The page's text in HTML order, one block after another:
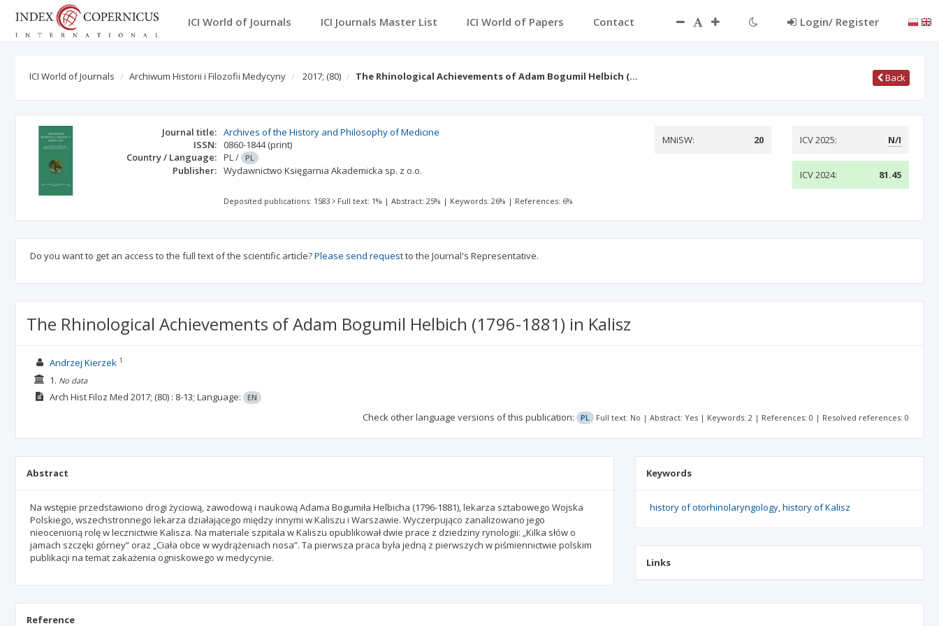
ICI World of Journals ICI Journals Master List ICI World of Papers Contact Login/ Register
ICI World of Journals Archiwum Historii i Filozofii Medycyny 2017; (80) The Rhinological Achievements of Adam Bogumil Helbich (… Back
Journal title: Archives of the History and Philosophy of Medicine
ISSN: 0860-1844(print)
Country / Language: PL/ PL
Publisher: Wydawnictwo Księgarnia Akademicka sp. z o.o.
MNiSW: 20 ICV 2025: N/I
ICV 2024: 81.45
Deposited publications: 1583 Full text: 1% |Abstract: 25% | Keywords: 26% | References: 6%
Do you want to get an access to the full text of the scientific article?Please send requestto the Journal's Representative.
The Rhinological Achievements of Adam Bogumil Helbich (1796-1881) in Kalisz
Andrzej Kierzek 1
1. No data
Arch Hist Filoz Med 2017; (80) : 8-13; Language: EN
Check other language versions of this publication: PL Full text: No | Abstract: Yes | Keywords: 2 | References: 0 | Resolved references: 0
Abstract
Na wstępie przedstawiono drogi życiową, zawodową i naukową Adama Bogumiła Helbicha (1796-1881), lekarza sztabowego Wojska
Polskiego, wszechstronnego lekarza działającego między innymi w Kaliszu i Warszawie. Wyczerpująco zanalizowano jego
nieocenioną rolę w lecznictwie Kalisza. Na materiale szpitala w Kaliszu opublikował dwie prace z dziedziny rynologii: „Kilka słów o
jamach szczęki górney” oraz „Ciała obce w wydrążeniach nosa”. Ta pierwsza praca była jedną z pierwszych w piśmiennictwie polskim
publikacji na temat zakażenia ogniskowego w medycynie.
Keywords
history of otorhinolaryngology history of Kalisz
Links
Reference